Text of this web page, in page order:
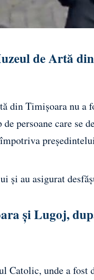
de Artă
din Timișoara nu a
persoane care se
și au asigurat
și Lugoj,
Catolic, unde a fost